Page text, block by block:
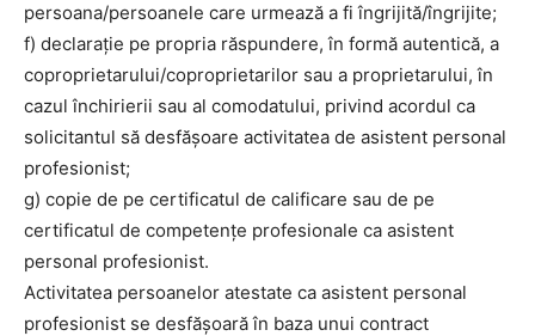
persoana/persoanele care urmează a fi îngrijită/îngrijite;
f) declaraţie pe propria răspundere, în formă autentică, a
coproprietarului/coproprietarilor sau a proprietarului, în
cazul închirierii sau al comodatului, privind acordul ca
solicitantul să desfăşoare activitatea de asistent personal
profesionist;
g) copie de pe certificatul de calificare sau de pe
certificatul de competenţe profesionale ca asistent
personal profesionist.
Activitatea persoanelor atestate ca asistent personal
profesionist se desfășoară în baza unui contract